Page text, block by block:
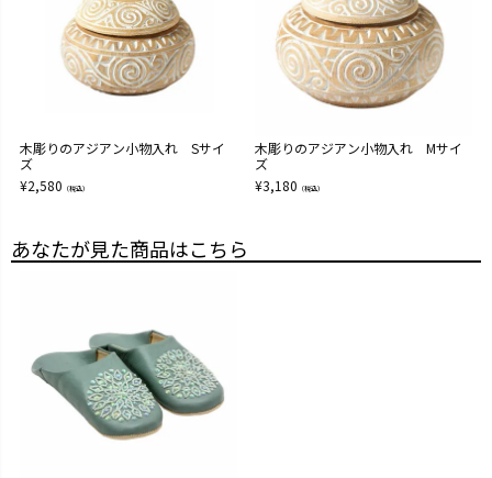
木彫りのアジアン小物入れ Sサイ
ズ
¥2,580 （税込）
木彫りのアジアン小物入れ Mサイ
ズ
¥3,180 （税込）
あなたが見た商品はこちら